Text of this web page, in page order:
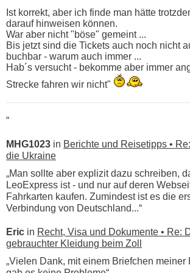
Ist korrekt, aber ich finde man hätte
darauf hinweisen können.
War aber nicht "böse" gemeint ...
Bis jetzt sind die Tickets auch noch nicht
buchbar - warum auch immer ...
Hab´s versucht - bekomme aber immer
Strecke fahren wir nicht"
“
MHG1023 in Berichte und Reisetipps •
die Ukraine
„Man sollte aber explizit dazu schreiben,
LeoExpress ist - und nur auf deren
Fahrkarten kaufen. Zumindest ist es die
Verbindung von Deutschland...“
Eric in Recht, Visa und Dokumente • Re:
gebrauchter Kleidung beim Zoll
„Vielen Dank, mit einem Briefchen meiner